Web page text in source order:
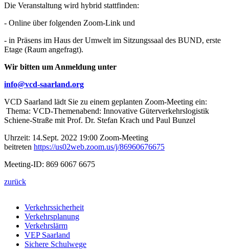
Die Veranstaltung wird hybrid stattfinden:
- Online über folgenden Zoom-Link und
- in Präsens im Haus der Umwelt im Sitzungssaal des BUND, erste
Etage (Raum angefragt).
Wir bitten um Anmeldung unter
info@vcd-saarland.org
VCD Saarland lädt Sie zu einem geplanten Zoom-Meeting ein:
Thema: VCD-Themenabend: Innovative Güterverkehrslogistik
Schiene-Straße mit Prof. Dr. Stefan Krach und Paul Bunzel
Uhrzeit: 14.Sept. 2022 19:00 Zoom-Meeting
beitreten https://us02web.zoom.us/j/86960676675
Meeting-ID: 869 6067 6675
zurück
Verkehrssicherheit
Verkehrsplanung
Verkehrslärm
VEP Saarland
Sichere Schulwege